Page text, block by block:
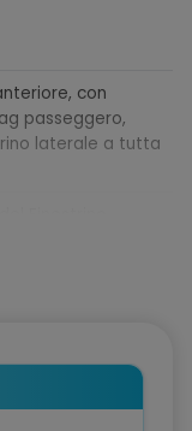
con
passeggero,
laterale a tutta